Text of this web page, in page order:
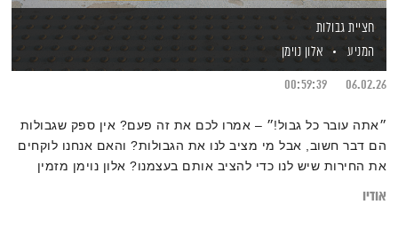
חציית גבולות
המניע
אלון נוימן
06.02.26
00:59:39
״אתה עובר כל גבול!״ – אמרו לכם את זה פעם? אין ספק שגבולות
הם דבר חשוב, אבל מי מציב לנו את הגבולות? והאם אנחנו לוקחים
את החירות שיש לנו כדי להציב אותם בעצמנו? אלון נוימן מזמין
אודיו